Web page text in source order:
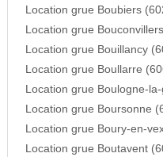
Location grue Boubiers
Location grue
Location grue Bouillancy
Location grue Boullarre
Location grue Boulogne-
Location grue Boursonne
Location grue Boury-en-
Location grue Boutavent